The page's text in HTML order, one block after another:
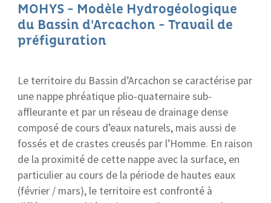
MOHYS - Modèle Hydrogéologique
du Bassin d'Arcachon - Travail de
préfiguration
Le territoire du Bassin d’Arcachon se caractérise par
une nappe phréatique plio-quaternaire sub-
affleurante et par un réseau de drainage dense
composé de cours d’eaux naturels, mais aussi de
fossés et de crastes creusés par l’Homme. En raison
de la proximité de cette nappe avec la surface, en
particulier au cours de la période de hautes eaux
(février / mars), le territoire est confronté à